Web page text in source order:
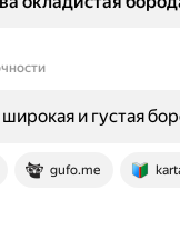
gufo.me
и густая